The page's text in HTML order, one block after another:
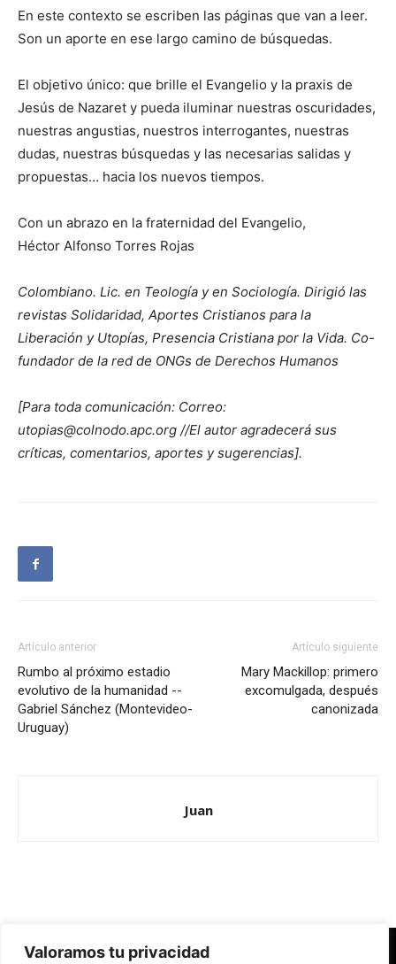
Valoramos tu privacidad
En este contexto se escriben las páginas que van a leer.
Son un aporte en ese largo camino de búsquedas.
El objetivo único: que brille el Evangelio y la praxis de
Jesús de Nazaret y pueda iluminar nuestras oscuridades,
nuestras angustias, nuestros interrogantes, nuestras
dudas, nuestras búsquedas y las necesarias salidas y
propuestas… hacia los nuevos tiempos.
Con un abrazo en la fraternidad del Evangelio,
Héctor Alfonso Torres Rojas
Colombiano. Lic. en Teología y en Sociología. Dirigió las
revistas Solidaridad, Aportes Cristianos para la
Liberación y Utopías, Presencia Cristiana por la Vida. Co-
fundador de la red de ONGs de Derechos Humanos
[Para toda comunicación: Correo:
utopias@colnodo.apc.org //El autor agradecerá sus
críticas, comentarios, aportes y sugerencias].
Artículo anterior
Rumbo al próximo estadio
evolutivo de la humanidad --
Gabriel Sánchez (Montevideo-
Uruguay)
Artículo siguiente
Mary Mackillop: primero
excomulgada, después
canonizada
Juan